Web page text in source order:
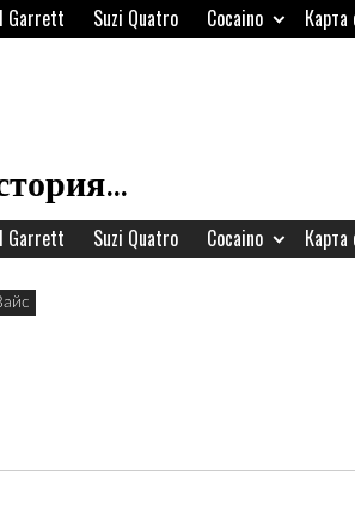
Garrett Suzi Quatro Cocaino Карта
Garrett Suzi Quatro Cocaino Карта